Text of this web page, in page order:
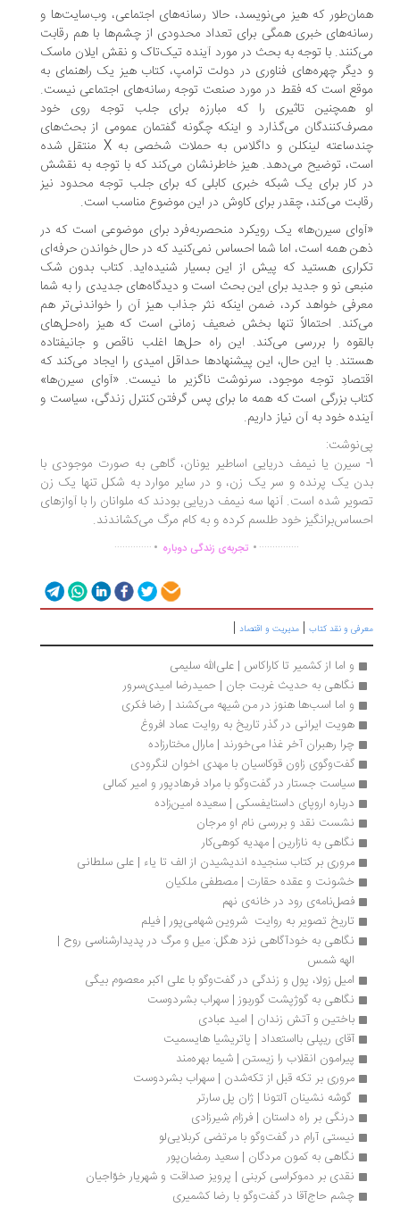
که هیز می‌نویسد، حالا رسانه‌های اجتماعی، وب‌سایت‌ها و
خبری همگی برای تعداد محدودی از چشم‌ها با هم رقابت
با توجه به بحث در مورد آینده تیک‌تاک و نقش ایلان ماسک
چهره‌های فناوری در دولت ترامپ، کتاب هیز یک راهنمای به
است که فقط در مورد صنعت توجه رسانه‌های اجتماعی نیست.
همچنین تاثیری را که مبارزه برای جلب توجه روی خود
می‌گذارد و اینکه چگونه گفتمان عمومی از بحث‌های
چندساعته لینکلن و داگلاس به حملات شخصی به X منتقل شده
توضیح می‌دهد. هیز خاطرنشان می‌کند که با توجه به نقشش
کار برای یک شبکه خبری کابلی که برای جلب توجه محدود نیز
می‌کند، چقدر برای کاوش در این موضوع مناسب است.
سیرن‌ها» یک رویکرد منحصربه‌فرد برای موضوعی است که در
همه است، اما شما احساس نمی‌کنید که در حال خواندن حرفه‌ای
هستید که پیش از این بسیار شنیده‌اید. کتاب بدون شک
نو و جدید برای این بحث است و دیدگاه‌های جدیدی را به شما
خواهد کرد، ضمن اینکه نثر جذاب هیز آن را خواندنی‌تر هم
احتمالاً تنها بخش ضعیف زمانی است که هیز راه‌حل‌های
را بررسی می‌کند. این راه حل‌ها اغلب ناقص و جانیفتاده
با این حال، این پیشنهادها حداقل امیدی را ایجاد می‌کند که
توجه موجود، سرنوشت ناگزیر ما نیست. «آوای سیرن‌ها»
بزرگی است که همه ما برای پس گرفتن کنترل زندگی، سیاست و
خود به آن نیاز داریم.
سیرن یا نیمف دریایی اساطیر یونان، گاهی به صورت موجودی با
یک پرنده و سر یک زن، و در سایر موارد به شکل تنها یک زن
شده ‌است. آنها سه نیمف دریایی بودند که ملوانان را با آوازهای
خود طلسم کرده و به کام مرگ می‌کشاندند.
...............
. تجربه‌ی زندگی دوباره.
..............
و نقد کتاب|مدیریت و اقتصاد|
و اما از کشمیر تا کاراکاس | علی‌الله سلیمی
نگاهی به حدیث غربت جان | حمیدرضا امیدی‌سرور
و اما اسب‌ها هنوز در من شیهه می‌کشند | رضا فکری
هویت ایرانی در گذر تاریخ به روایت عماد افروغ
چرا رهبران آخر غذا می‌خورند | مارال مختارزاده
گفت‌وگوی زاون قوکاسیان با مهدی اخوان لنگرودی
سیاست جستار در گفت‌وگو با مراد فرهادپور و امیر كمالی
درباره اروپای داستایفسکی | سعیده امین‌زاده
نشست نقد و بررسی نام او مرجان
نگاهی به نازارین | مهدیه کوهی‌کار
مروری بر کتاب سنجیده ‌اندیشیدن از الف تا یاء | علی سلطانی
خشونت و عقده حقارت | مصطفی ملکیان
فصل‌نامه‌ی رود در خانه‌ی نهم
تاریخ تصویر به روایت  شروین شهامی‌پور | فیلم
نگاهی به خودآگاهی نزد هگل: میل و مرگ در پدیدارشناسی روح |
الهه شمس
امیل زولا، پول و زندگی در گفت‌وگو با علی اکبر معصوم بیگی
نگاهی به گوژپشت گوربوز | سهراب بشردوست
باختین و آتش زندان | امید عبادی
آقای ریپلی بااستعداد | پاتریشیا هایسمیت
پیرامون انقلاب را زیستن | شیما بهره‌مند
مروری بر تکه قبل از تکه‌شدن | سهراب بشردوست
گوشه نشینان آلتونا | ژان پل سارتر
درنگی بر راه داستان‌ | فرزام شیرزادی
نیستی آرام در گفت‌وگو با مرتضی کربلایی‌لو
نگاهی به کمون مردگان | سعید رمضان‌پور
نقدی بر دموکراسی کربنی | پرویز صداقت و شهریار خوّاجیان
چشم حاج‌آقا در گفت‌وگو با رضا کشمیری